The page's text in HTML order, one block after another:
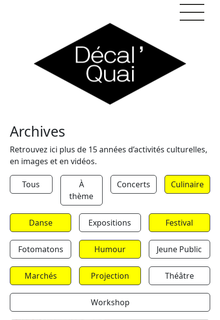
Archives
Retrouvez ici plus de 15 années d’activités culturelles,
en images et en vidéos.
Tous
À
thème
Concerts Culinaire
Danse Expositions Festival
Fotomatons Humour Jeune Public
Marchés Projection Théâtre
Workshop